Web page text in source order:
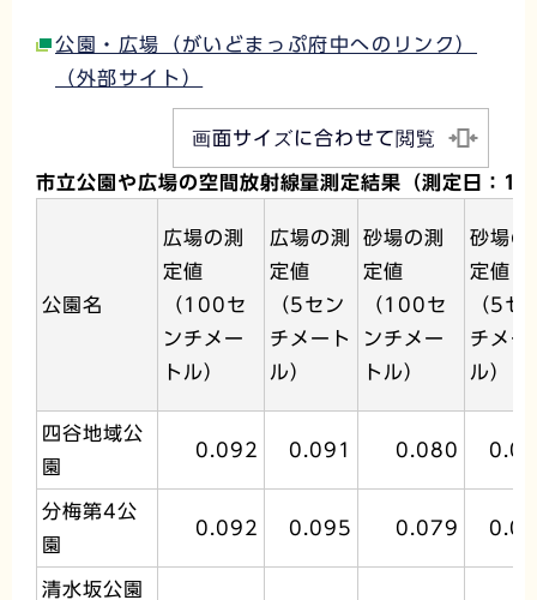
公園・広場（がいどまっぷ府中へのリンク）
（外部サイト）
画面サイズに合わせて閲覧
市立公園や広場の空間放射線量測定結果（測定日：
公園名
広場の測
定値
（100セ
ンチメー
トル）
広場の測
定値
（5セン
チメート
ル）
砂場の測
定値
（100セ
ンチメー
トル）
砂場の
定値
（5セ
チメー
ル）
四谷地域公
園
0.092 0.091 0.080
分梅第4公
園
0.092 0.095 0.079
清水坂公園